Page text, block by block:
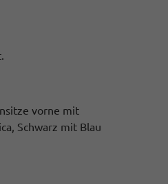
vorne mit
Schwarz mit Blau